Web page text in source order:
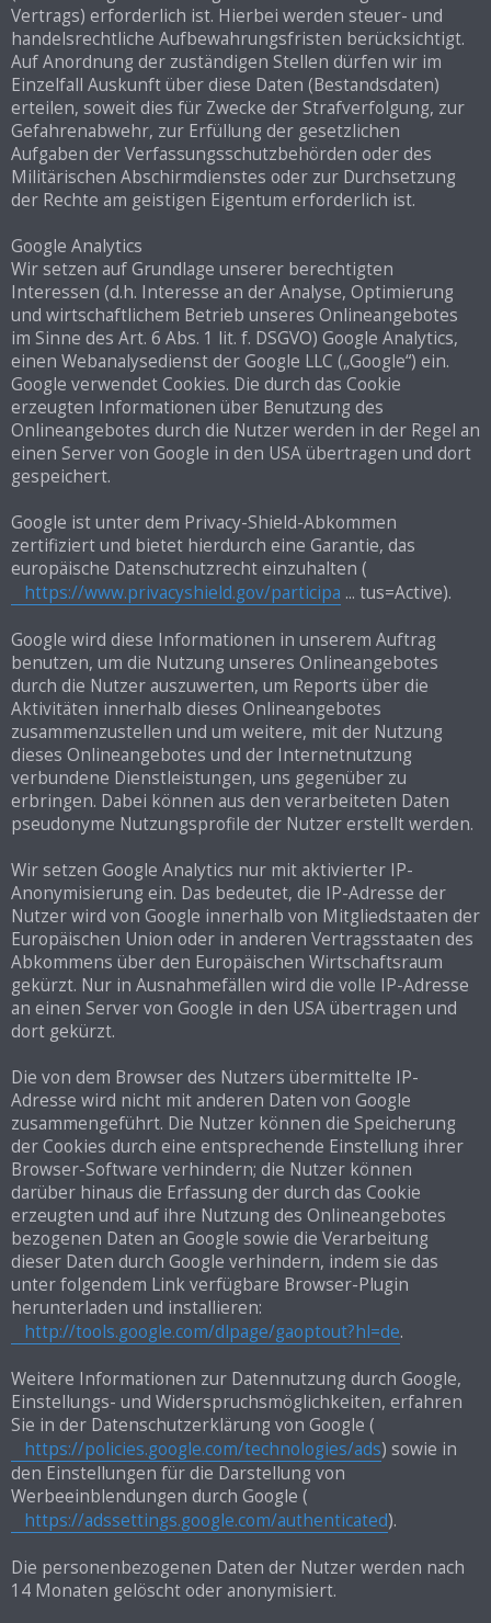
Vertrags) erforderlich ist. Hierbei werden steuer- und
handelsrechtliche Aufbewahrungsfristen berücksichtigt.
Auf Anordnung der zuständigen Stellen dürfen wir im
Einzelfall Auskunft über diese Daten (Bestandsdaten)
erteilen, soweit dies für Zwecke der Strafverfolgung, zur
Gefahrenabwehr, zur Erfüllung der gesetzlichen
Aufgaben der Verfassungsschutzbehörden oder des
Militärischen Abschirmdienstes oder zur Durchsetzung
der Rechte am geistigen Eigentum erforderlich ist.
Google Analytics
Wir setzen auf Grundlage unserer berechtigten
Interessen (d.h. Interesse an der Analyse, Optimierung
und wirtschaftlichem Betrieb unseres Onlineangebotes
im Sinne des Art. 6 Abs. 1 lit. f. DSGVO) Google Analytics,
einen Webanalysedienst der Google LLC („Google“) ein.
Google verwendet Cookies. Die durch das Cookie
erzeugten Informationen über Benutzung des
Onlineangebotes durch die Nutzer werden in der Regel an
einen Server von Google in den USA übertragen und dort
gespeichert.
Google ist unter dem Privacy-Shield-Abkommen
zertifiziert und bietet hierdurch eine Garantie, das
europäische Datenschutzrecht einzuhalten (
https://www.privacyshield.gov/participa ... tus=Active).
Google wird diese Informationen in unserem Auftrag
benutzen, um die Nutzung unseres Onlineangebotes
durch die Nutzer auszuwerten, um Reports über die
Aktivitäten innerhalb dieses Onlineangebotes
zusammenzustellen und um weitere, mit der Nutzung
dieses Onlineangebotes und der Internetnutzung
verbundene Dienstleistungen, uns gegenüber zu
erbringen. Dabei können aus den verarbeiteten Daten
pseudonyme Nutzungsprofile der Nutzer erstellt werden.
Wir setzen Google Analytics nur mit aktivierter IP-
Anonymisierung ein. Das bedeutet, die IP-Adresse der
Nutzer wird von Google innerhalb von Mitgliedstaaten der
Europäischen Union oder in anderen Vertragsstaaten des
Abkommens über den Europäischen Wirtschaftsraum
gekürzt. Nur in Ausnahmefällen wird die volle IP-Adresse
an einen Server von Google in den USA übertragen und
dort gekürzt.
Die von dem Browser des Nutzers übermittelte IP-
Adresse wird nicht mit anderen Daten von Google
zusammengeführt. Die Nutzer können die Speicherung
der Cookies durch eine entsprechende Einstellung ihrer
Browser-Software verhindern; die Nutzer können
darüber hinaus die Erfassung der durch das Cookie
erzeugten und auf ihre Nutzung des Onlineangebotes
bezogenen Daten an Google sowie die Verarbeitung
dieser Daten durch Google verhindern, indem sie das
unter folgendem Link verfügbare Browser-Plugin
herunterladen und installieren:
http://tools.google.com/dlpage/gaoptout?hl=de.
Weitere Informationen zur Datennutzung durch Google,
Einstellungs- und Widerspruchsmöglichkeiten, erfahren
Sie in der Datenschutzerklärung von Google (
https://policies.google.com/technologies/ads) sowie in
den Einstellungen für die Darstellung von
Werbeeinblendungen durch Google (
https://adssettings.google.com/authenticated).
Die personenbezogenen Daten der Nutzer werden nach
14 Monaten gelöscht oder anonymisiert.